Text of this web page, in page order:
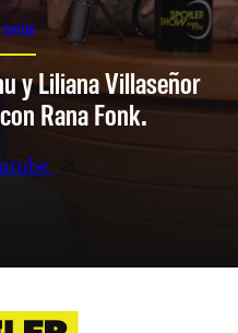
y Liliana Villaseñor
Rana Fonk.